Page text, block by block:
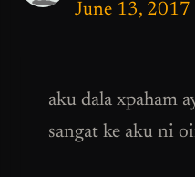
June 13,
aku dala xpaham
sangat ke aku ni